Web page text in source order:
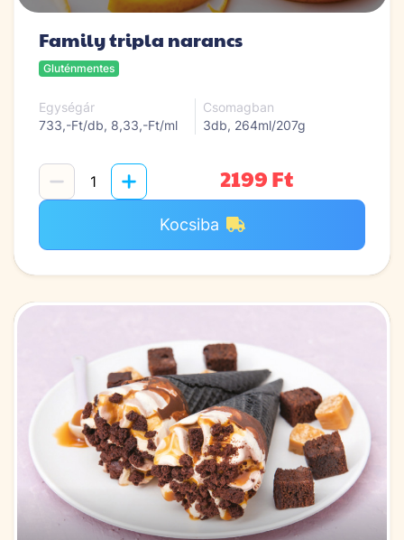
Family tripla narancs
Gluténmentes
Egységár
733,-Ft/db, 8,33,-Ft/ml
Csomagban
3db, 264ml/207g
2199 Ft
Kocsiba